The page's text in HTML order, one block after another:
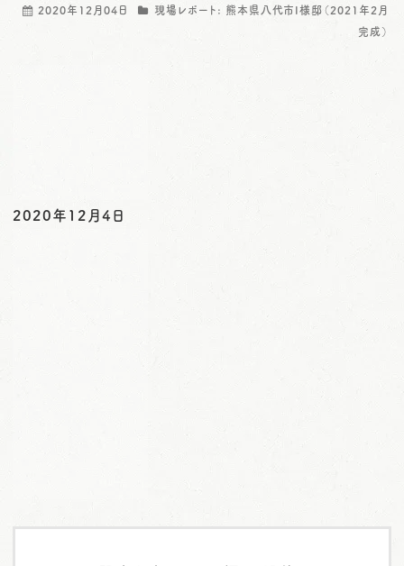
2020年12月04日 現場レポート: 熊本県八代市I様邸（2021年2月
完成）
2020年12月4日
i